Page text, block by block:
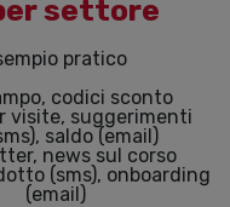
settore
pratico
codici sconto
visite, suggerimenti
saldo (email)
news sul corso
(sms), onboarding
(email)